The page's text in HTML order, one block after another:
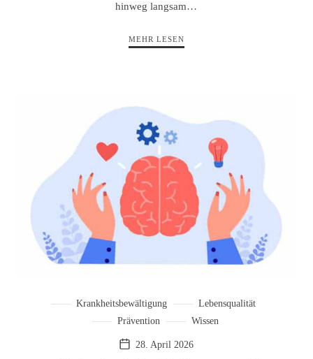
hinweg langsam…
MEHR LESEN
Krankheitsbewältigung
Lebensqualität
Prävention
Wissen
28. April 2026